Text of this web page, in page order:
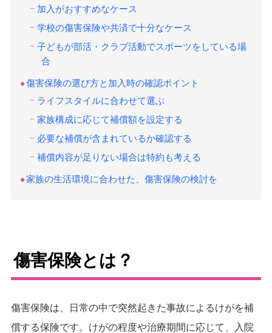
加入がおすすめなケース
学校の傷害保険や共済で十分なケース
子どもが部活・クラブ活動でスポーツをしている場
合
傷害保険の選び方と加入時の確認ポイント
ライフスタイルに合わせて選ぶ
家族構成に応じて補償額を設定する
必要な補償が含まれているか確認する
補償内容が足りない場合は特約も考える
家族の生活環境に合わせた、傷害保険の検討を
傷害保険とは？
傷害保険は、日常の中で突然起きた事故によるけがを補
償する保険です。けがの程度や治療期間に応じて、入院